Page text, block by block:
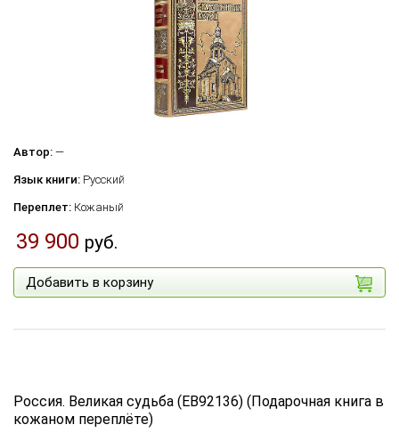
Автор: —
Язык книги: Русский
Переплет: Кожаный
39 900 руб.
Добавить в корзину
Россия. Великая судьба (EB92136) (Подарочная книга в
кожаном переплёте)